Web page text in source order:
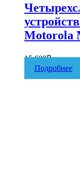
Motorola
15 600₽
Подробнее